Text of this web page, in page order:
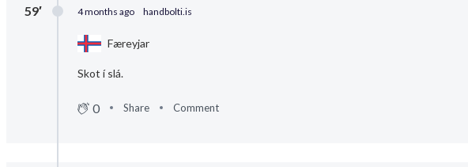
59′ 4 months ago handbolti.is
Færeyjar
Skot í slá.
0 Share Comment